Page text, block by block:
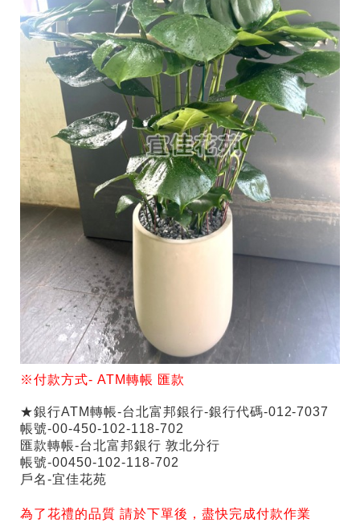
※付款方式-ATM轉帳 匯款
★銀行ATM轉帳-台北富邦銀行-銀行代碼-012-7037
帳號-00-450-102-118-702
匯款轉帳-台北富邦銀行 敦北分行
帳號-00450-102-118-702
戶名-宜佳花苑
為了花禮的品質 請於下單後，盡快完成付款作業